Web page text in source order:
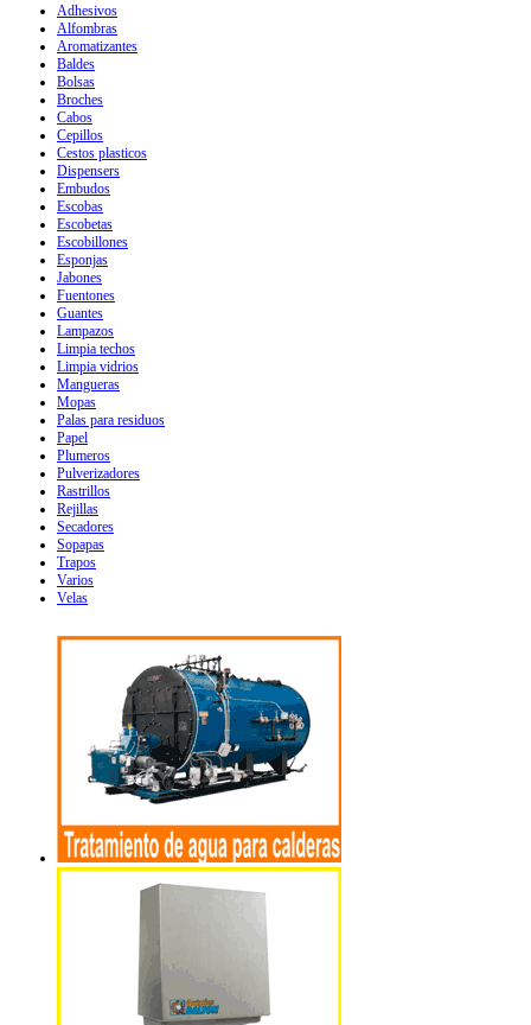
Adhesivos
Alfombras
Aromatizantes
Baldes
Bolsas
Broches
Cabos
Cepillos
Cestos plasticos
Dispensers
Embudos
Escobas
Escobetas
Escobillones
Esponjas
Jabones
Fuentones
Guantes
Lampazos
Limpia techos
Limpia vidrios
Mangueras
Mopas
Palas para residuos
Papel
Plumeros
Pulverizadores
Rastrillos
Rejillas
Secadores
Sopapas
Trapos
Varios
Velas